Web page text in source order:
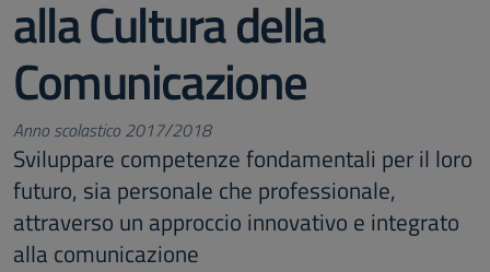
alla Cultura della
Comunicazione
Anno scolastico 2017/2018
Sviluppare competenze fondamentali per il loro
futuro, sia personale che professionale,
attraverso un approccio innovativo e integrato
alla comunicazione